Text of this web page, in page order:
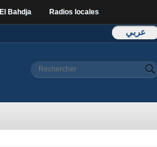
El Bahdja Radios locales
عربي
Formulaire de
Rechercher